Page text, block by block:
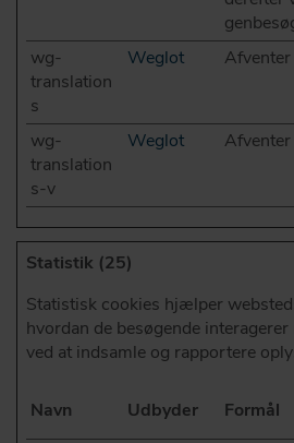
wg-
translation
s
Weglot Afventer
wg-
translation
s-v
Weglot Afventer
Statistik (25)
Statistisk cookies hjælper
hvordan de besøgende
ved at indsamle og rapportere
Navn Udbyder Formål